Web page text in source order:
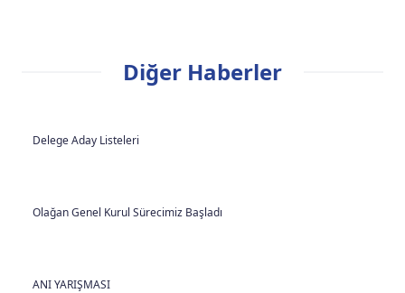
Diğer Haberler
Delege Aday Listeleri
Olağan Genel Kurul Sürecimiz Başladı
ANI YARIŞMASI